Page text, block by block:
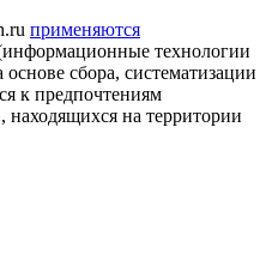
применяются
технологии
сбора, систематизации
к предпочтениям
находящихся на территории